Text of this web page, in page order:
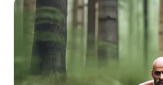
gyanúját állapítsák meg.